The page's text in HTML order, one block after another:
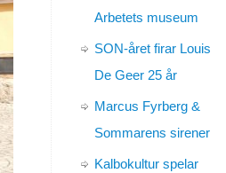
Arbetets museum
SON-året firar Louis
De Geer 25 år
Marcus Fyrberg &
Sommarens sirener
Kalbokultur spelar